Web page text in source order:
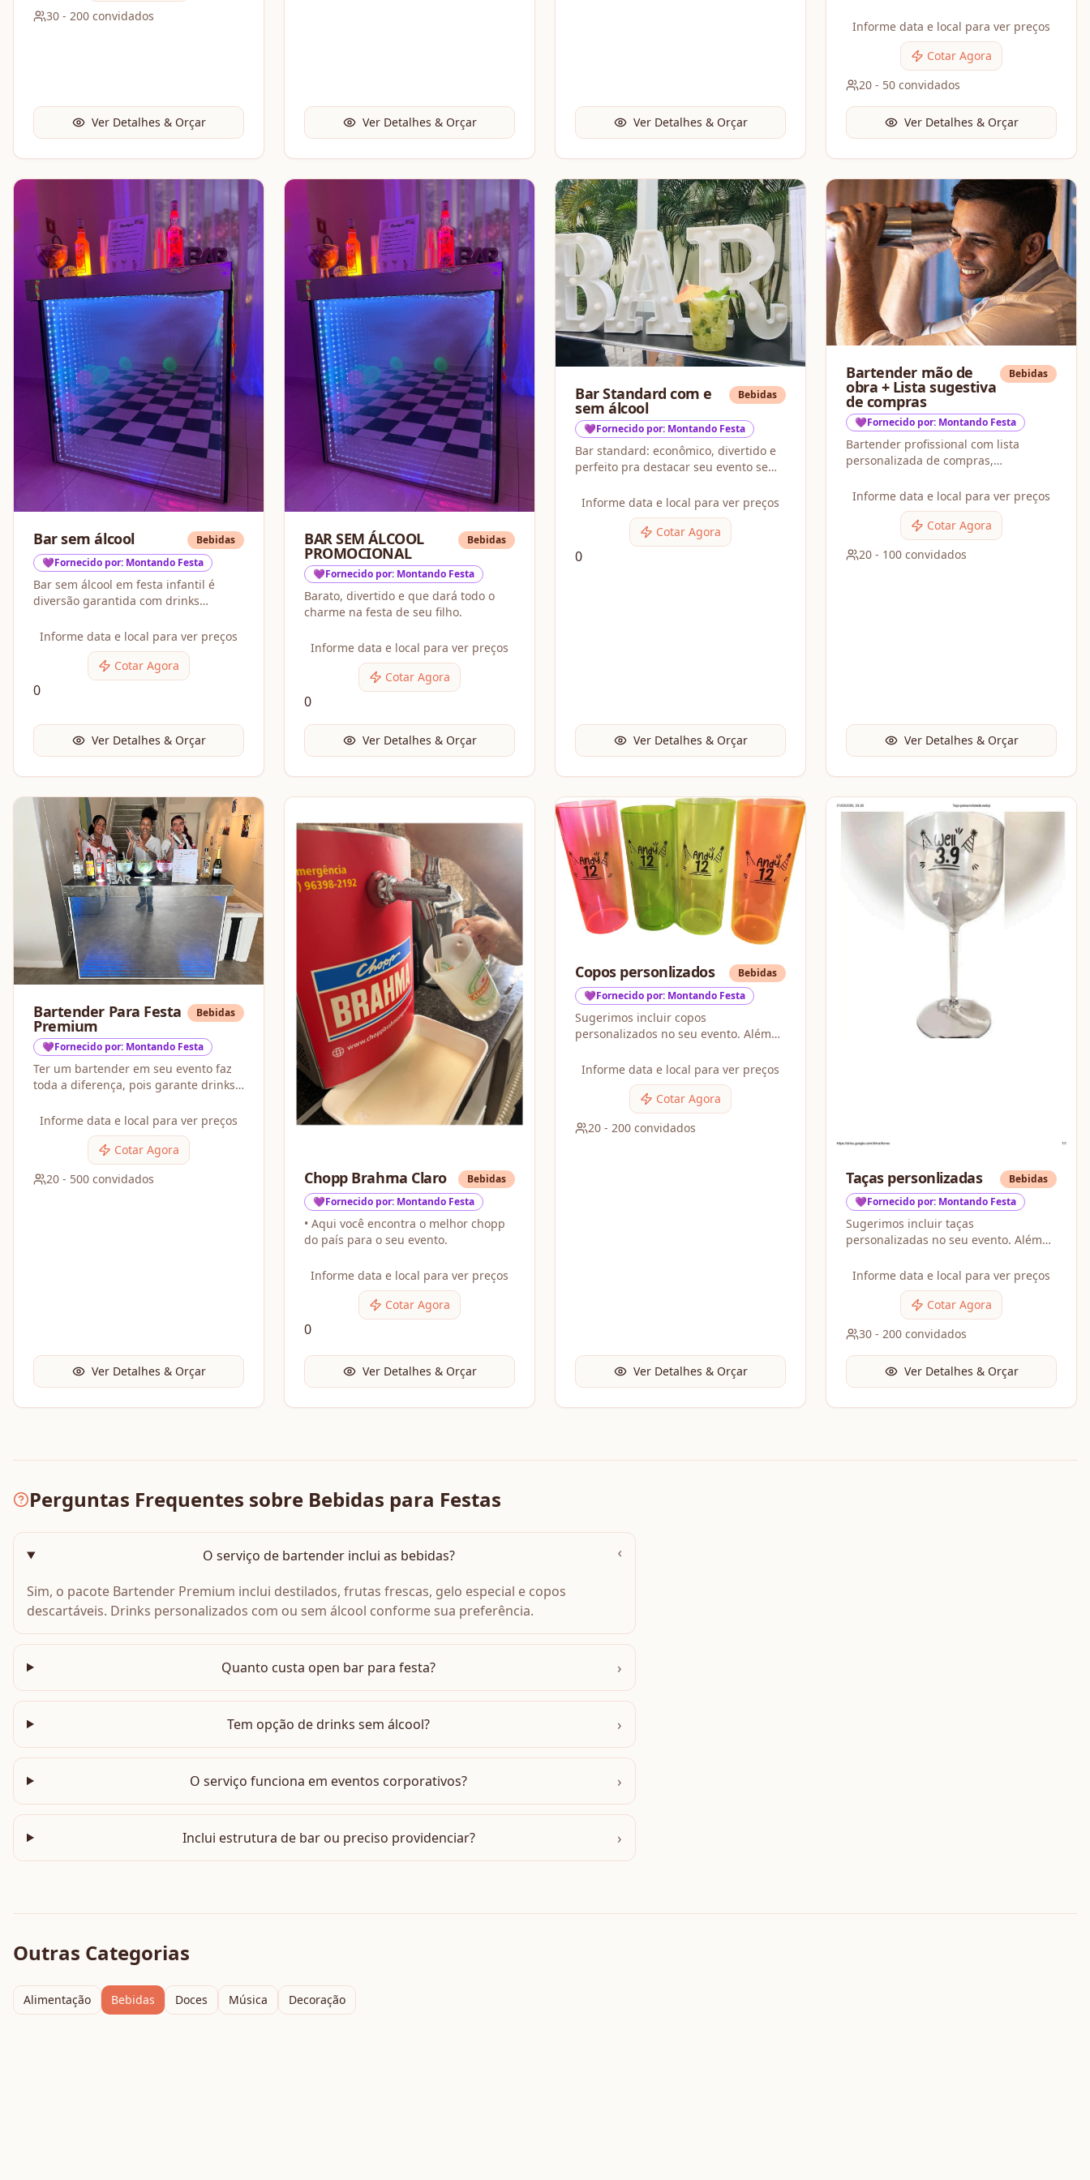
30 - 200 convidados
Ver Detalhes & Orçar Ver Detalhes & Orçar Ver Detalhes & Orçar
Informe data e local para ver preços
Cotar Agora
20 - 50 convidados
Ver Detalhes & Orçar
Bar sem álcool
Bebidas
💜Fornecido por: Montando Festa
Bar sem álcool em festa infantil é
diversão garantida com drinks
todas as idades.
Informe data e local para ver preços
Cotar Agora
0
Ver Detalhes & Orçar
BAR SEM ÁLCOOL
PROMOCIONAL
Bebidas
💜Fornecido por: Montando Festa
Barato, divertido e que dará todo o
charme na festa de seu filho.
Informe data e local para ver preços
Cotar Agora
0
Ver Detalhes & Orçar
Bar Standard com e
sem álcool
Bebidas
💜Fornecido por: Montando Festa
Bar standard: econômico, divertido e
perfeito pra destacar seu evento sem
Informe data e local para ver preços
Cotar Agora
0
Ver Detalhes & Orçar
Bartender mão de
obra + Lista sugestiva
de compras
Bebidas
💜Fornecido por: Montando Festa
Bartender profissional com lista
personalizada de compras,
um bar completo para o seu evento.
Informe data e local para ver preços
Cotar Agora
20 - 100 convidados
Ver Detalhes & Orçar
Bartender Para Festa
Premium
Bebidas
💜Fornecido por: Montando Festa
Ter um bartender em seu evento faz
toda a diferença, pois garante drinks
personalizado e uma experiência
única para os seus convidados.
Informe data e local para ver preços
Cotar Agora
20 - 500 convidados
Ver Detalhes & Orçar
Chopp Brahma Claro
Bebidas
💜Fornecido por: Montando Festa
• Aqui você encontra o melhor chopp
do país para o seu evento.
Informe data e local para ver preços
Cotar Agora
0
Ver Detalhes & Orçar
Copos personlizados
Bebidas
💜Fornecido por: Montando Festa
Sugerimos incluir copos
personalizados no seu evento. Além
festa, eles também se tornam uma
lembrança especial para presentear
seus convidados, tornando o
momento ai
Informe data e local para ver preços
Cotar Agora
20 - 200 convidados
Ver Detalhes & Orçar
Taças personlizadas
Bebidas
💜Fornecido por: Montando Festa
Sugerimos incluir taças
personalizadas no seu evento. Além
festa, eles também se tornam uma
lembrança especial para presentear
seus convidados, tornando o
momento ai
Informe data e local para ver preços
Cotar Agora
30 - 200 convidados
Ver Detalhes & Orçar
Perguntas Frequentes sobre Bebidas para Festas
O serviço de bartender inclui as bebidas? ›
Sim, o pacote Bartender Premium inclui destilados, frutas frescas, gelo especial e copos
descartáveis. Drinks personalizados com ou sem álcool conforme sua preferência.
Quanto custa open bar para festa? ›
Tem opção de drinks sem álcool? ›
O serviço funciona em eventos corporativos? ›
Inclui estrutura de bar ou preciso providenciar? ›
Outras Categorias
Alimentação Bebidas Doces Música Decoração